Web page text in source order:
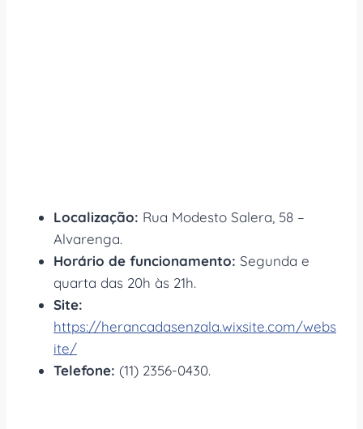
Localização: Rua Modesto Salera, 58 –
Alvarenga.
Horário de funcionamento: Segunda e
quarta das 20h às 21h.
Site:
https://herancadasenzala.wixsite.com/webs
ite/
Telefone: (11) 2356-0430.